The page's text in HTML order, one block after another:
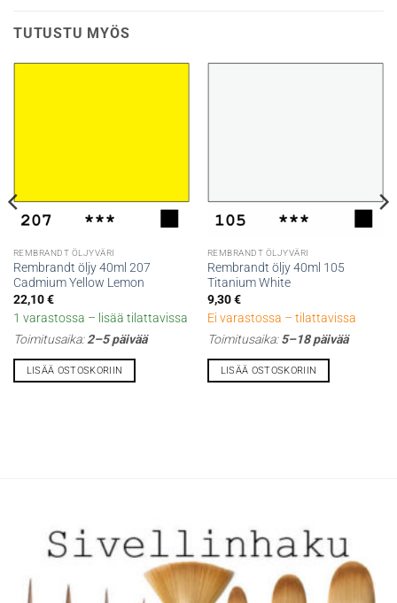
TUTUSTU MYÖS
REMBRANDT ÖLJYVÄRI
Rembrandt öljy 40ml 207
Cadmium Yellow Lemon
22,10€
1 varastossa – lisää tilattavissa
Toimitusaika:2–5 päivää
LISÄÄ OSTOSKORIIN
REMBRANDT ÖLJYVÄRI
Rembrandt öljy 40ml 105
Titanium White
9,30€
Ei varastossa – tilattavissa
Toimitusaika:5–18 päivää
LISÄÄ OSTOSKORIIN